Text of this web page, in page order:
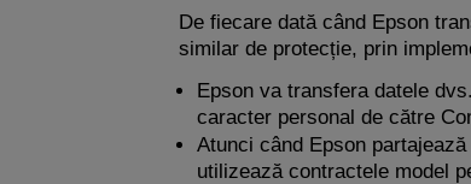
De fiecare dată când Epson
similar de protecție, prin
Epson va transfera datele
caracter personal de către
Atunci când Epson
utilizează contractele model